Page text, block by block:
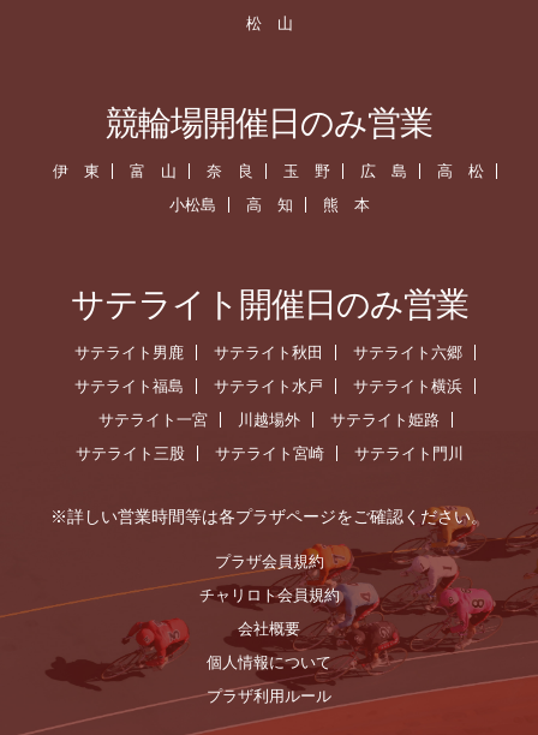
松 山
競輪場開催日のみ営業
伊 東 富 山 奈 良 玉 野 広 島
高 松
小松島
高 知 熊 本
サテライト開催日のみ営業
サテライト男鹿 サテライト秋田
サテライト六郷
サテライト福島
サテライト水戸
サテライト横浜
サテライト一宮
川越場外
サテライト姫路
サテライト三股
サテライト宮崎 サテライト門川
※詳しい営業時間等は各プラザページをご確認ください。
プラザ会員規約
チャリロト会員規約
会社概要
個人情報について
プラザ利用ルール